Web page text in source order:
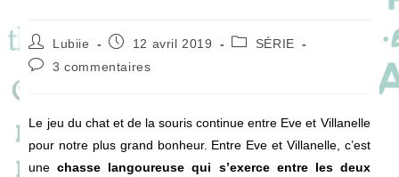
Auteur/autrice
de
la
Lubiie
Publication
12 avril 2019
PostSÉRIE
Commentaires
3 commentaires
Le jeu du chat et de la souris continue entre Eve et Villanelle
pour notre plus grand bonheur. Entre Eve et Villanelle, c’est
unechasse langoureuse qui s’exerce entre les deux